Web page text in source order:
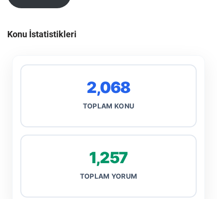
Konu İstatistikleri
2,068
TOPLAM KONU
1,257
TOPLAM YORUM